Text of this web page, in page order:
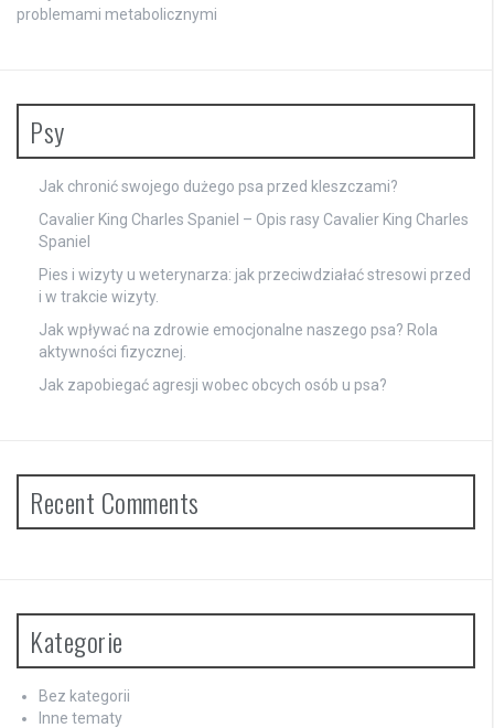
problemami metabolicznymi
Psy
Jak chronić swojego dużego psa przed kleszczami?
Cavalier King Charles Spaniel – Opis rasy Cavalier King Charles
Spaniel
Pies i wizyty u weterynarza: jak przeciwdziałać stresowi przed
i w trakcie wizyty.
Jak wpływać na zdrowie emocjonalne naszego psa? Rola
aktywności fizycznej.
Jak zapobiegać agresji wobec obcych osób u psa?
Recent Comments
Kategorie
Bez kategorii
Inne tematy